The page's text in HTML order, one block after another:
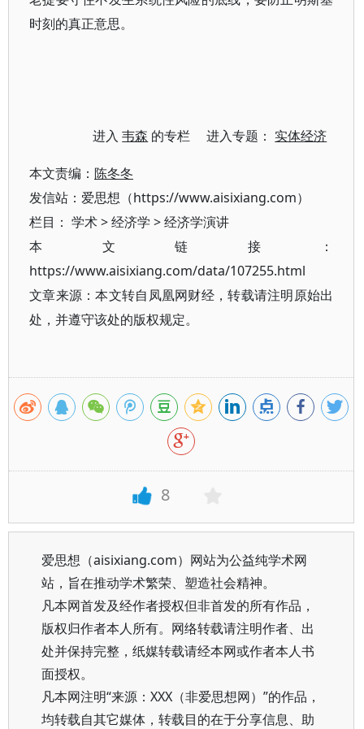
时刻的真正意思。
进入韦森 的专栏 进入专题： 实体经济
本文责编： 陈冬冬
发信站：爱思想（https://www.aisixiang.com）
栏目： 学术>经济学 >经济学演讲
本文链接：
https://www.aisixiang.com/data/107255.html
文章来源：本文转自凤凰网财经，转载请注明原始出
处，并遵守该处的版权规定。
8
爱思想（aisixiang.com）网站为公益纯学术网
站，旨在推动学术繁荣、塑造社会精神。
凡本网首发及经作者授权但非首发的所有作品，
版权归作者本人所有。网络转载请注明作者、出
处并保持完整，纸媒转载请经本网或作者本人书
面授权。
凡本网注明“来源：XXX（非爱思想网）”的作品，
均转载自其它媒体，转载目的在于分享信息、助